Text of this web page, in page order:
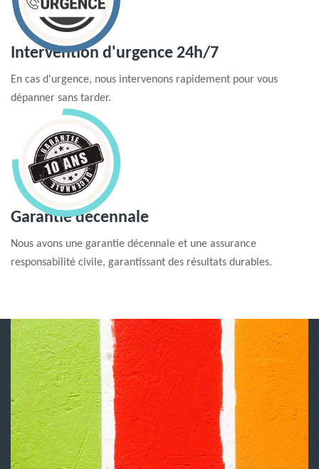
Intervention d'urgence 24h/7
En cas d'urgence, nous intervenons rapidement pour vous
dépanner sans tarder.
Garantie decennale
Nous avons une garantie décennale et une assurance
responsabilité civile, garantissant des résultats durables.